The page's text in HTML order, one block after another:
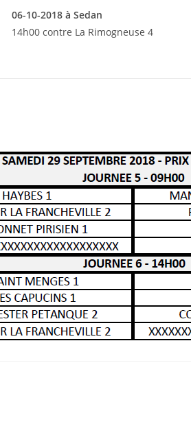
06-10-2018 à Sedan
14h00 contre La Rimogneuse 4